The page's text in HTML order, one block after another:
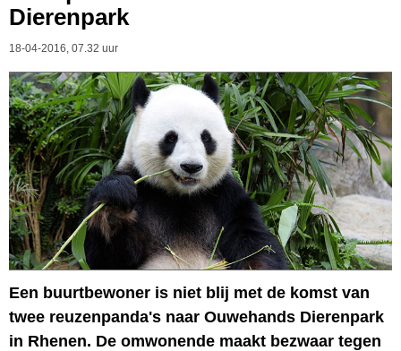
Dierenpark
18-04-2016, 07.32 uur
Een buurtbewoner is niet blij met de komst van
twee reuzenpanda's naar Ouwehands Dierenpark
in Rhenen. De omwonende maakt bezwaar tegen